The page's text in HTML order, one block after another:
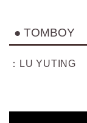
● TOMBOY
：LU YUTING